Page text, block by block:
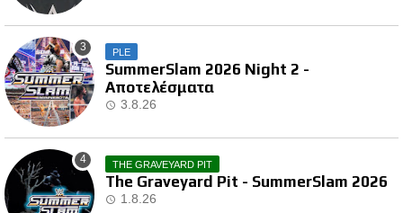
PLE
SummerSlam 2026 Night 2 -
Αποτελέσματα
3.8.26
THE GRAVEYARD PIT
The Graveyard Pit - SummerSlam 2026
1.8.26